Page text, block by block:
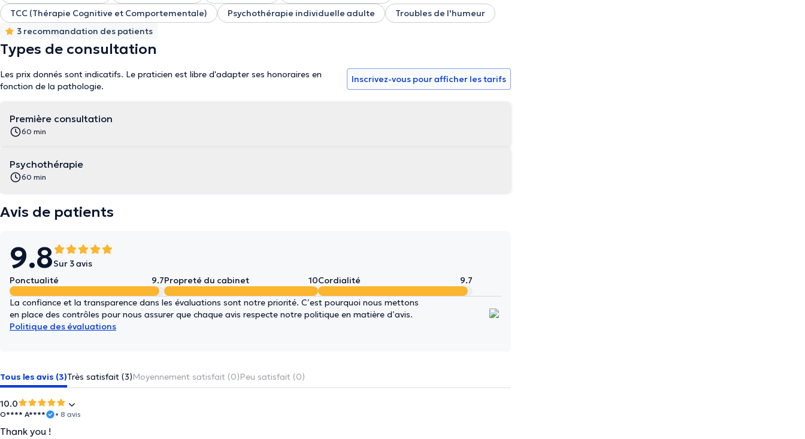
TCC (Thérapie Cognitive et Comportementale)
Psychothérapie individuelle adulte
Troubles de l'humeur
3 recommandation des patients
Types de consultation
Les prix donnés sont indicatifs. Le praticien est libre d'adapter ses honoraires en
fonction de la pathologie.
Inscrivez-vous pour afficher les tarifs
Première consultation
60 min
Psychothérapie
60 min
Avis de patients
9.8Sur 3 avis
Ponctualité
9.7Propreté du cabinet 10Cordialité 9.7
La confiance et la transparence dans les évaluations sont notre priorité. C’est pourquoi nous mettons
en place des contrôles pour nous assurer que chaque avis respecte notre politique en matière d’avis.
Politique des évaluations
Tous les avis (3)Très satisfait (3)Moyennement satisfait (0)Peu satisfait (0)
10.0
O**** A**** • 8 avis
Thank you !